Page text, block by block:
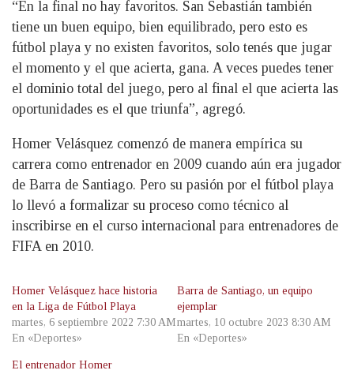
“En la final no hay favoritos. San Sebastián también
tiene un buen equipo, bien equilibrado, pero esto es
fútbol playa y no existen favoritos, solo tenés que jugar
el momento y el que acierta, gana. A veces puedes tener
el dominio total del juego, pero al final el que acierta las
oportunidades es el que triunfa”, agregó.
Homer Velásquez comenzó de manera empírica su
carrera como entrenador en 2009 cuando aún era jugador
de Barra de Santiago. Pero su pasión por el fútbol playa
lo llevó a formalizar su proceso como técnico al
inscribirse en el curso internacional para entrenadores de
FIFA en 2010.
Homer Velásquez hace historia
en la Liga de Fútbol Playa
martes, 6 septiembre 2022 7:30 AM
En «Deportes»
Barra de Santiago, un equipo
ejemplar
martes, 10 octubre 2023 8:30 AM
En «Deportes»
El entrenador Homer